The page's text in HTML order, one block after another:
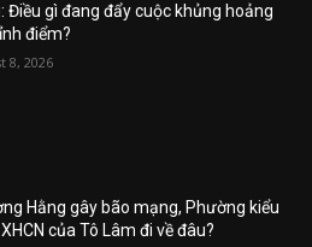
Điều gì đang đẩy cuộc khủng hoảng
điểm?
8, 2026
Hằng gây bão mạng, Phường kiểu
của Tô Lâm đi về đâu?